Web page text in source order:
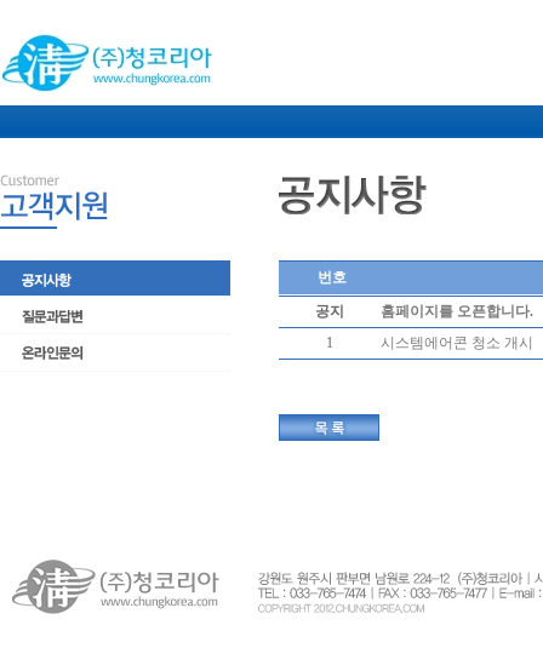
번호
공지
홈페이지를 오픈합니다.
1
시스템에어콘 청소 개시